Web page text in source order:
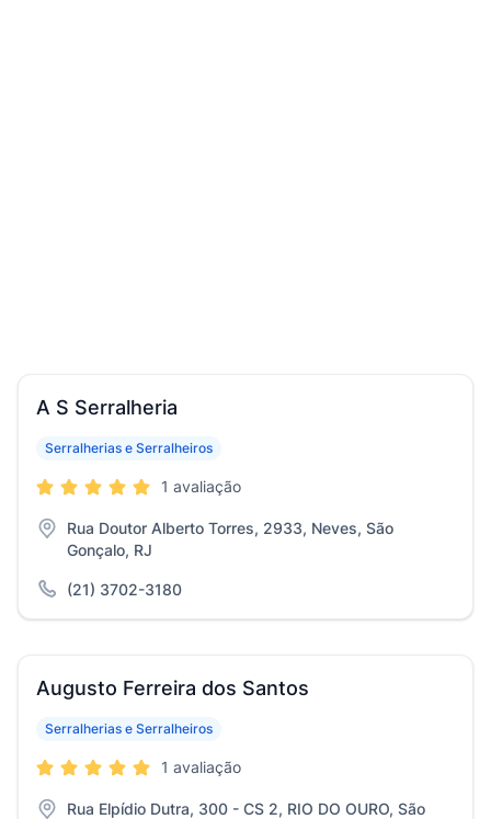
A S Serralheria
Serralherias e Serralheiros
1 avaliação
Rua Doutor Alberto Torres, 2933, Neves, São
Gonçalo, RJ
(21) 3702-3180
Augusto Ferreira dos Santos
Serralherias e Serralheiros
1 avaliação
Rua Elpídio Dutra, 300 - CS 2, RIO DO OURO, São